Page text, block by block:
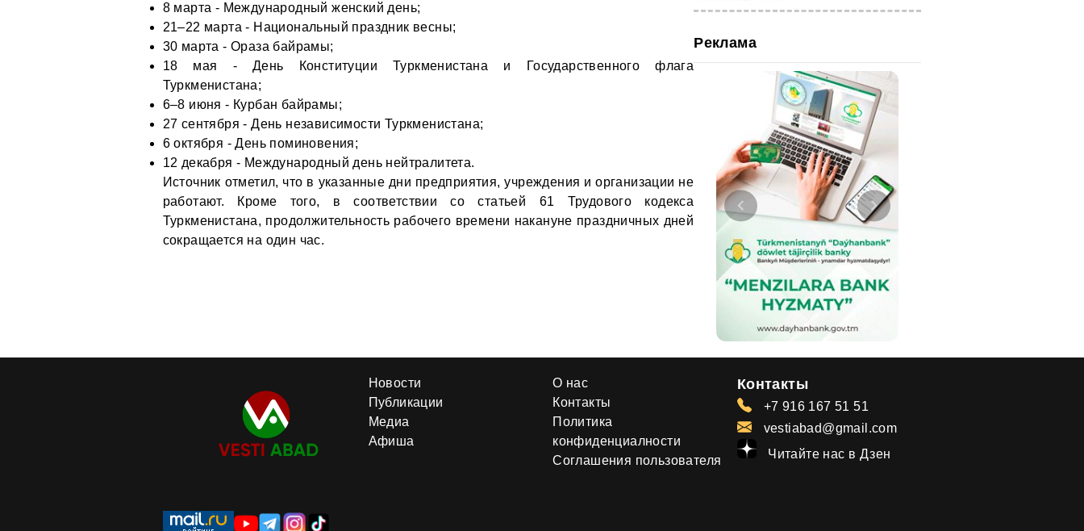
8 марта - Международный женский день;
21–22 марта - Национальный праздник весны;
30 марта - Ораза байрамы;
18 мая - День Конституции Туркменистана и Государственного флага
Туркменистана;
6–8 июня - Курбан байрамы;
27 сентября - День независимости Туркменистана;
6 октября - День поминовения;
12 декабря - Международный день нейтралитета.
Источник отметил, что в указанные дни предприятия, учреждения и организации не
работают. Кроме того, в соответствии со статьей 61 Трудового кодекса
Туркменистана, продолжительность рабочего времени накануне праздничных дней
сокращается на один час.
Реклама
Новости
Публикации
Медиа
Афиша
О нас
Контакты
Политика
конфиденциалности
Соглашения пользователя
Контакты
+7 916 167 51 51
vestiabad@gmail.com
Читайте нас в Дзен